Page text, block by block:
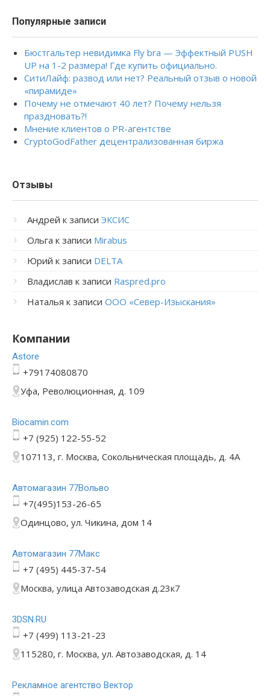
Популярные записи
Бюстгальтер невидимка Fly bra — Эффектный PUSH
UP на 1-2 размера! Где купить официально.
СитиЛайф: развод или нет? Реальный отзыв о новой
«пирамиде»
Почему не отмечают 40 лет? Почему нельзя
праздновать?!
Мнение клиентов о PR-агентстве
CryptoGodFather децентрализованная биржа
Отзывы
Андрей к записи ЭКСИС
Ольга к записи Mirabus
Юрий к записи DELTA
Владислав к записи Raspred.pro
Наталья к записи ООО «Север-Изыскания»
Компании
Astore
+79174080870
Уфа, Революционная, д. 109
Bioсamin.com
+7 (925) 122-55-52
107113, г. Москва, Сокольническая площадь, д. 4А
Автомагазин 77Вольво
+7(495)153-26-65
Одинцово, ул. Чикина, дом 14
Автомагазин 77Макс
+7 (495) 445-37-54
Москва, улица Автозаводская д.23к7
3DSN.RU
+7 (499) 113-21-23
115280, г. Москва, ул. Автозаводская, д. 14
Рекламное агентство Вектор